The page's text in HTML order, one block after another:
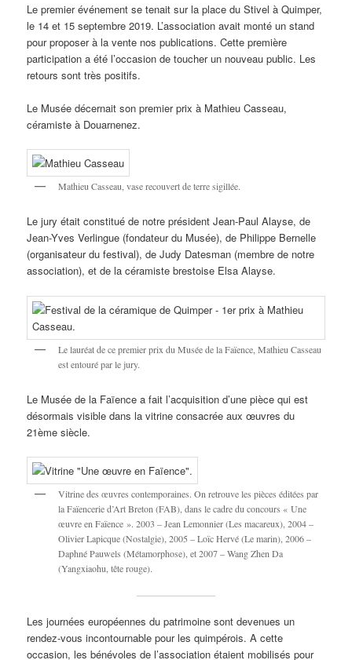
Le premier événement se tenait sur la place du Stivel à Quimper,
le 14 et 15 septembre 2019. L’association avait monté un stand
pour proposer à la vente nos publications. Cette première
participation a été l’occasion de toucher un nouveau public. Les
retours sont très positifs.
Le Musée décernait son premier prix à Mathieu Casseau,
céramiste à Douarnenez.
Mathieu Casseau, vase recouvert de terre sigillée.
Le jury était constitué de notre président Jean-Paul Alayse, de
Jean-Yves Verlingue (fondateur du Musée), de Philippe Bernelle
(organisateur du festival), de Judy Datesman (membre de notre
association), et de la céramiste brestoise Elsa Alayse.
Le lauréat de ce premier prix du Musée de la Faïence, Mathieu Casseau
est entouré par le jury.
Le Musée de la Faïence a fait l’acquisition d’une pièce qui est
désormais visible dans la vitrine consacrée aux œuvres du
21ème siècle.
Vitrine des œuvres contemporaines. On retrouve les pièces éditées par
la Faïencerie d’Art Breton (FAB), dans le cadre du concours « Une
œuvre en Faïence ». 2003 – Jean Lemonnier (Les macareux), 2004 –
Olivier Lapicque (Nostalgie), 2005 – Loïc Hervé (Le marin), 2006 –
Daphné Pauwels (Métamorphose), et 2007 – Wang Zhen Da
(Yangxiaohu, tête rouge).
Les journées européennes du patrimoine sont devenues un
rendez-vous incontournable pour les quimpérois. A cette
occasion, les bénévoles de l’association étaient mobilisés pour